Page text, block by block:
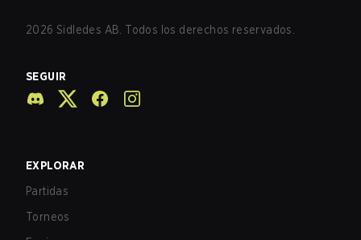
2026 Sidledes AB. Todos los derechos reservados.
SEGUIR
EXPLORAR
Partidas
Torneos